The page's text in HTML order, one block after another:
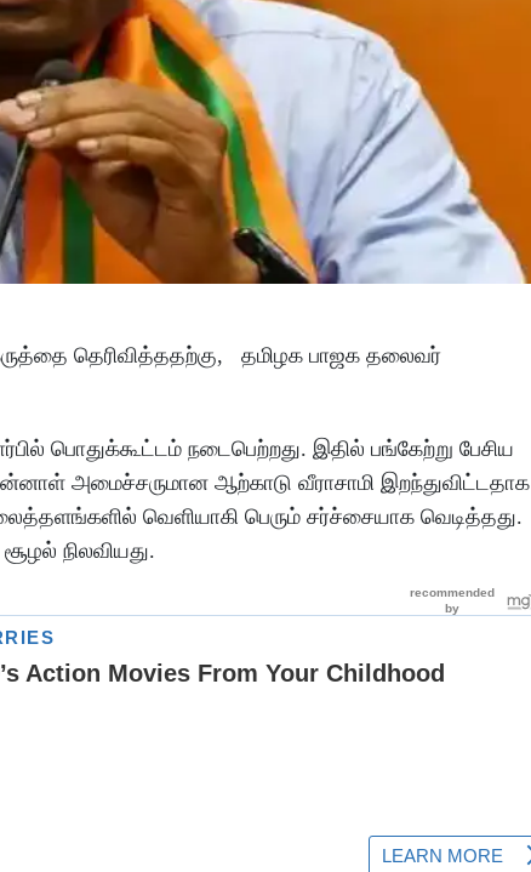
தெரிவித்ததற்கு, தமிழக பாஜக தலைவர்
பொதுக்கூட்டம் நடைபெற்றது. இதில் பங்கேற்று பேசிய
அமைச்சருமான ஆற்காடு வீராசாமி இறந்துவிட்டதாக
வெளியாகி பெரும் சர்ச்சையாக வெடித்தது.
நிலவியது.